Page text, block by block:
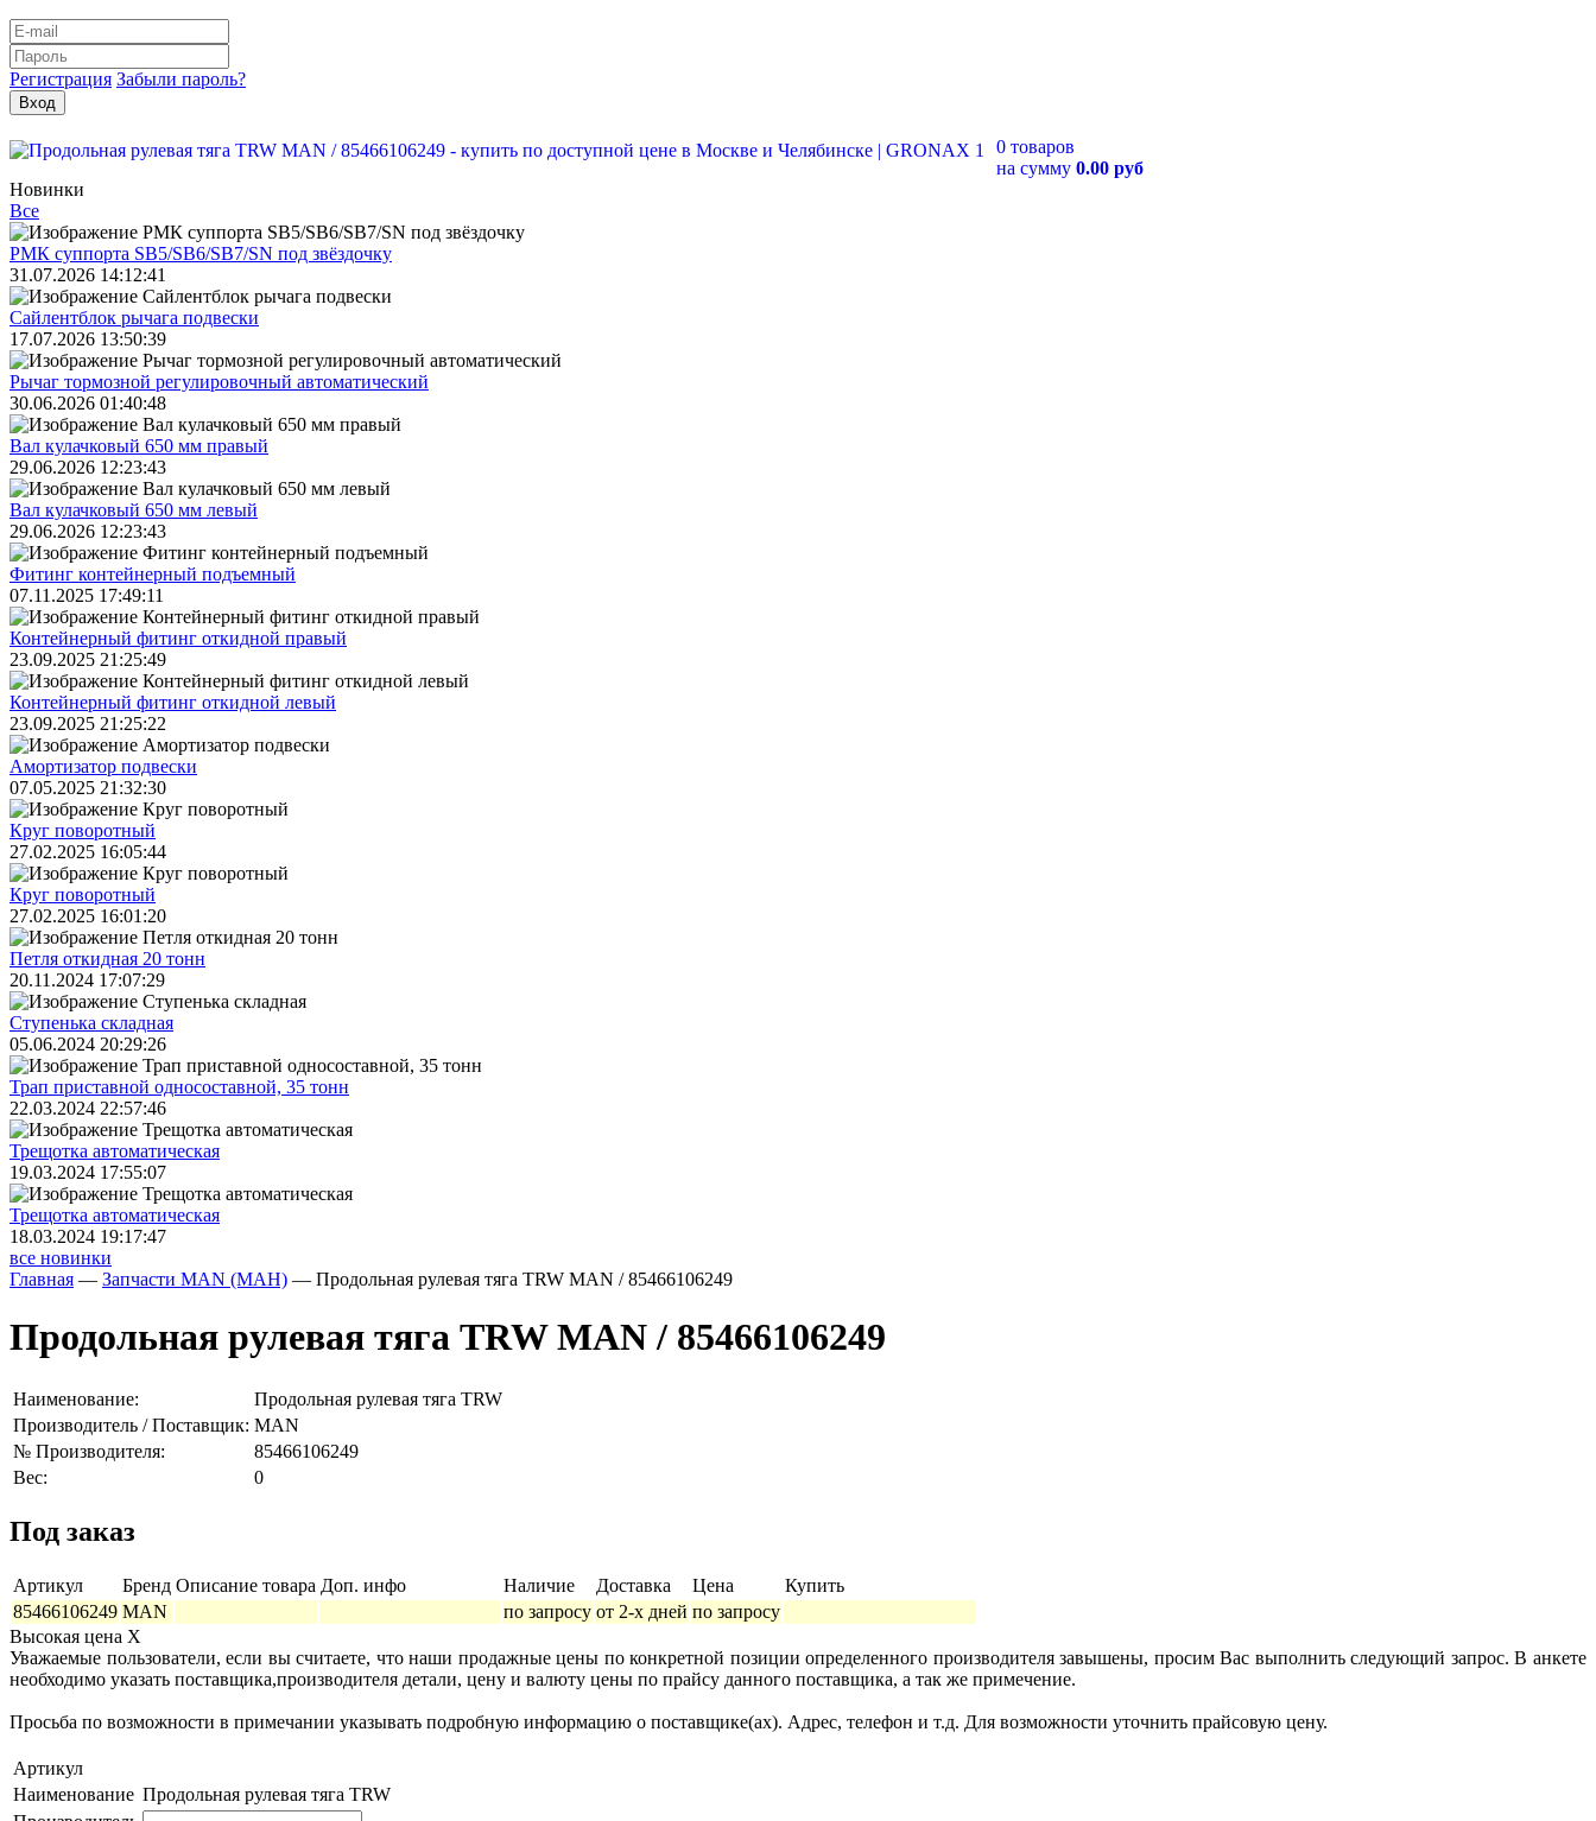
Регистрация Забыли пароль?
0 товаров
на сумму 0.00 руб
Новинки
Все
РМК суппорта SB5/SB6/SB7/SN под звёздочку
31.07.2026 14:12:41
Сайлентблок рычага подвески
17.07.2026 13:50:39
Рычаг тормозной регулировочный автоматический
30.06.2026 01:40:48
Вал кулачковый 650 мм правый
29.06.2026 12:23:43
Вал кулачковый 650 мм левый
29.06.2026 12:23:43
Фитинг контейнерный подъемный
07.11.2025 17:49:11
Контейнерный фитинг откидной правый
23.09.2025 21:25:49
Контейнерный фитинг откидной левый
23.09.2025 21:25:22
Амортизатор подвески
07.05.2025 21:32:30
Круг поворотный
27.02.2025 16:05:44
Круг поворотный
27.02.2025 16:01:20
Петля откидная 20 тонн
20.11.2024 17:07:29
Ступенька складная
05.06.2024 20:29:26
Трап приставной односоставной, 35 тонн
22.03.2024 22:57:46
Трещoтка автоматическая
19.03.2024 17:55:07
Трещoтка автоматическая
18.03.2024 19:17:47
все новинки
Главная — Запчасти MAN (МАН) — Продольная рулевая тяга TRW MAN / 85466106249
Продольная рулевая тяга TRW MAN / 85466106249
Наименование:
Продольная рулевая тяга TRW
Производитель / Поставщик: MAN
№ Производителя:
85466106249
Вес:
0
Под заказ
Артикул Бренд Описание товара Доп. инфо Наличие Доставка Цена
Купить
85466106249 MAN по запросу от 2-х дней по запросу
Высокая цена X
Уважаемые пользователи, если вы считаете, что наши продажные цены по конкретной позиции определенного производителя завышены, просим Вас выполнить следующий запрос. В анкете
необходимо указать поставщика,производителя детали, цену и валюту цены по прайсу данного поставщика, а так же примечение.
Просьба по возможности в примечании указывать подробную информацию о поставщике(ах). Адрес, телефон и т.д. Для возможности уточнить прайсовую цену.
Артикул
Наименование Продольная рулевая тяга TRW